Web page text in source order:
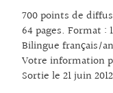
700 points de
64 pages. Format :
Bilingue français/
Votre information
Sortie le 21 juin